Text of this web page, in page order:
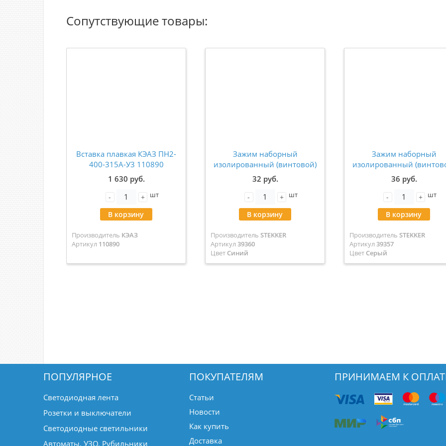
Сопутствующие товары:
Вставка плавкая КЭАЗ ПН2-
400-315А-У3 110890
1 630 руб.
- + шт
В корзину
Производитель КЭАЗ
Артикул 110890
Зажим наборный
изолированный (винтовой)
ЗНИ - 6,0 (JXB 6), синий,
STEKKER, LD551-2-60 39360
32 руб.
- + шт
В корзину
Производитель STEKKER
Артикул39360
Цвет Синий
Зажим наборный
изолированный
ЗНИ - 10,0 (JXB10), серый,
STEKKER 39357
36 руб.
- + шт
В корзину
Производитель STEKKER
Артикул39357
Цвет Серый
ПОПУЛЯРНОЕ
Светодиодная лента
Розетки и выключатели
Светодиодные светильники
Автоматы, УЗО, Рубильники
ПОКУПАТЕЛЯМ
Статьи
Новости
Как купить
Доставка
ПРИНИМАЕМ К